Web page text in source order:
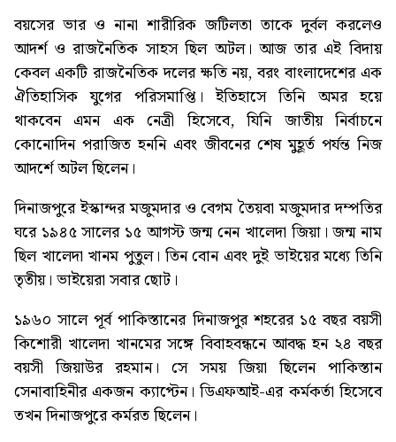
বয়সের ভার ও নানা শারীরিক জটিলতা তাকে দুর্বল করলেও
আদর্শ ও রাজনৈতিক সাহস ছিল অটল। আজ তার এই বিদায়
কেবল একটি রাজনৈতিক দলের ক্ষতি নয়, বরং বাংলাদেশের এক
ঐতিহাসিক যুগের পরিসমাপ্তি। ইতিহাসে তিনি অমর হয়ে
থাকবেন এমন এক নেত্রী হিসেবে, যিনি জাতীয় নির্বাচনে
কোনোদিন পরাজিত হননি এবং জীবনের শেষ মুহূর্ত পর্যন্ত নিজ
আদর্শে অটল ছিলেন।
দিনাজপুরে ইস্কান্দর মজুমদার ও বেগম তৈয়বা মজুমদার দম্পতির
ঘরে ১৯৪৫ সালের ১৫ আগস্ট জন্ম নেন খালেদা জিয়া। জন্ম নাম
ছিল খালেদা খানম পুতুল। তিন বোন এবং দুই ভাইয়ের মধ্যে তিনি
তৃতীয়। ভাইয়েরা সবার ছোট।
১৯৬০ সালে পূর্ব পাকিস্তানের দিনাজপুর শহরের ১৫ বছর বয়সী
কিশোরী খালেদা খানমের সঙ্গে বিবাহবন্ধনে আবদ্ধ হন ২৪ বছর
বয়সী জিয়াউর রহমান। সে সময় জিয়া ছিলেন পাকিস্তান
সেনাবাহিনীর একজন ক্যাপ্টেন। ডিএফআই-এর কর্মকর্তা হিসেবে
তখন দিনাজপুরে কর্মরত ছিলেন।